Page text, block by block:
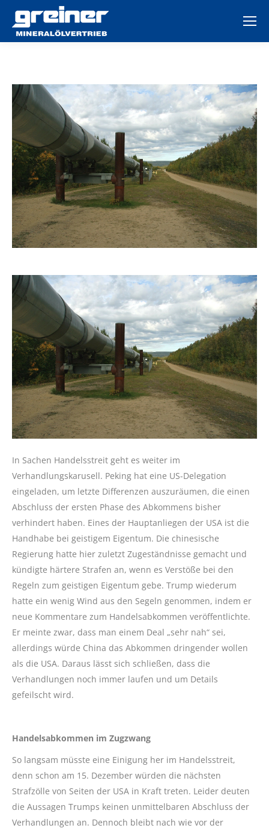
In Sachen Handelsstreit geht es weiter im
Verhandlungskarusell. Peking hat eine US-Delegation
eingeladen, um letzte Differenzen auszuräumen, die einen
Abschluss der ersten Phase des Abkommens bisher
verhindert haben. Eines der Hauptanliegen der USA ist die
Handhabe bei geistigem Eigentum. Die chinesische
Regierung hatte hier zuletzt Zugeständnisse gemacht und
kündigte härtere Strafen an, wenn es Verstöße bei den
Regeln zum geistigen Eigentum gebe. Trump wiederum
hatte ein wenig Wind aus den Segeln genommen, indem er
neue Kommentare zum Handelsabkommen veröffentlichte.
Er meinte zwar, dass man einem Deal „sehr nah“ sei,
allerdings würde China das Abkommen dringender wollen
als die USA. Daraus lässt sich schließen, dass die
Verhandlungen noch immer laufen und um Details
gefeilscht wird.
Handelsabkommen im Zugzwang
So langsam müsste eine Einigung her im Handelsstreit,
denn schon am 15. Dezember würden die nächsten
Strafzölle von Seiten der USA in Kraft treten. Leider deuten
die Aussagen Trumps keinen unmittelbaren Abschluss der
Verhandlungen an. Dennoch bleibt nach wie vor der